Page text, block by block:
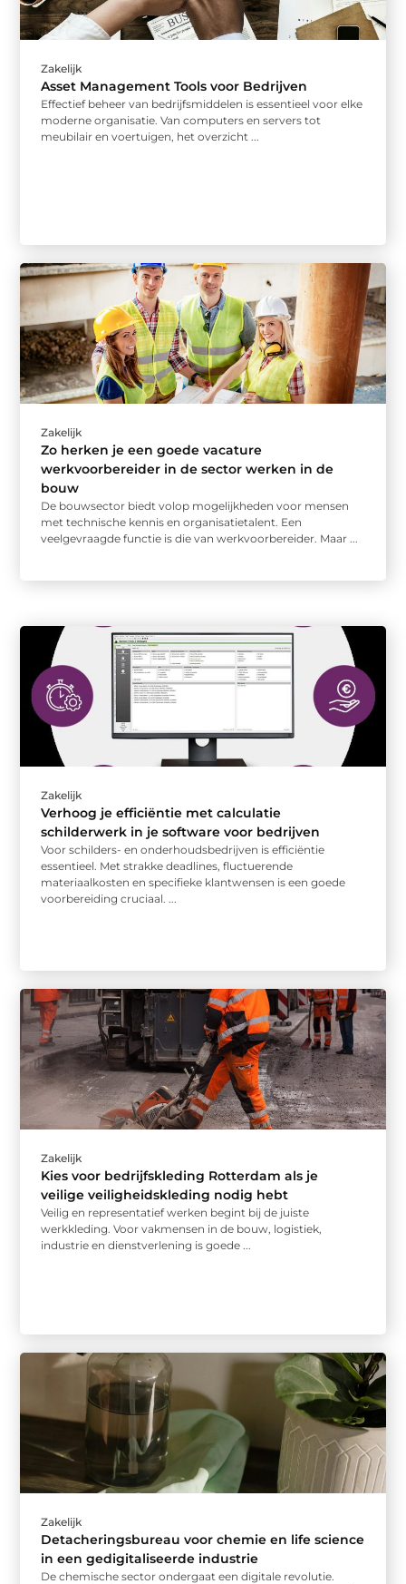
Zakelijk
Asset Management Tools voor Bedrijven
Effectief beheer van bedrijfsmiddelen is essentieel voor elke
moderne organisatie. Van computers en servers tot
meubilair en voertuigen, het overzicht ...
Zakelijk
Zo herken je een goede vacature
werkvoorbereider in de sector werken in de
bouw
De bouwsector biedt volop mogelijkheden voor mensen
met technische kennis en organisatietalent. Een
veelgevraagde functie is die van werkvoorbereider. Maar ...
Zakelijk
Verhoog je efficiëntie met calculatie
schilderwerk in je software voor bedrijven
Voor schilders- en onderhoudsbedrijven is efficiëntie
essentieel. Met strakke deadlines, fluctuerende
materiaalkosten en specifieke klantwensen is een goede
voorbereiding cruciaal. ...
Zakelijk
Kies voor bedrijfskleding Rotterdam als je
veilige veiligheidskleding nodig hebt
Veilig en representatief werken begint bij de juiste
werkkleding. Voor vakmensen in de bouw, logistiek,
industrie en dienstverlening is goede ...
Zakelijk
Detacheringsbureau voor chemie en life science
in een gedigitaliseerde industrie
De chemische sector ondergaat een digitale revolutie.